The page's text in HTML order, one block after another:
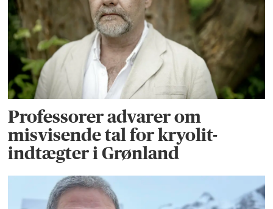
Professorer advarer om
misvisende tal for kryolit-
indtægter i Grønland